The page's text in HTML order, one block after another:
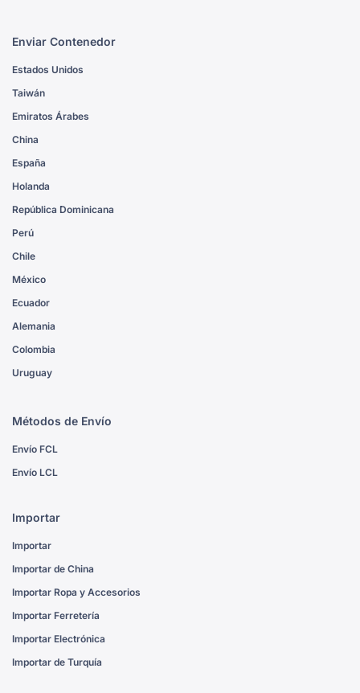
Enviar Contenedor
Estados Unidos
Taiwán
Emiratos Árabes
China
España
Holanda
República Dominicana
Perú
Chile
México
Ecuador
Alemania
Colombia
Uruguay
Métodos de Envío
Envío FCL
Envío LCL
Importar
Importar
Importar de China
Importar Ropa y Accesorios
Importar Ferretería
Importar Electrónica
Importar de Turquía